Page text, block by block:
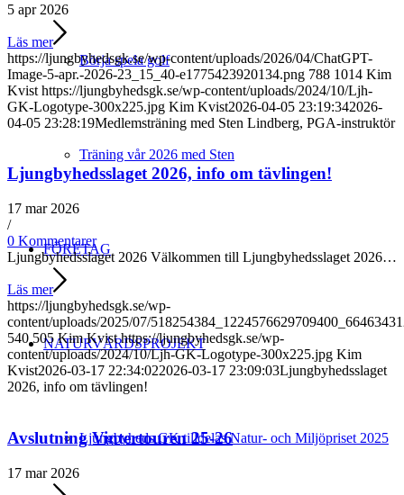
Börja spela golf
Träning vår 2026 med Sten
FÖRETAG
NATURVÅRDSPROJEKT
Ljungbyheds GK tilldelas Natur- och Miljöpriset 2025
5 apr 2026
Läs mer
https://ljungbyhedsgk.se/wp-content/uploads/2026/04/ChatGPT-
Image-5-apr.-2026-23_15_40-e1775423920134.png 788 1014 Kim
Kvist https://ljungbyhedsgk.se/wp-content/uploads/2024/10/Ljh-
GK-Logotype-300x225.jpg Kim Kvist2026-04-05 23:19:342026-
04-05 23:28:19Medlemsträning med Sten Lindberg, PGA-instruktör
Ljungbyhedsslaget 2026, info om tävlingen!
17 mar 2026
/
0 Kommentarer
Ljungbyhedsslaget 2026 Välkommen till Ljungbyhedsslaget 2026…
Läs mer
https://ljungbyhedsgk.se/wp-
content/uploads/2025/07/
540 505 Kim Kvist https://ljungbyhedsgk.se/wp-
content/uploads/2024/10/Ljh-GK-Logotype-300x225.jpg Kim
Kvist2026-03-17 22:34:022026-03-17 23:09:03Ljungbyhedsslaget
2026, info om tävlingen!
Avslutning Vintertouren 25-26
17 mar 2026